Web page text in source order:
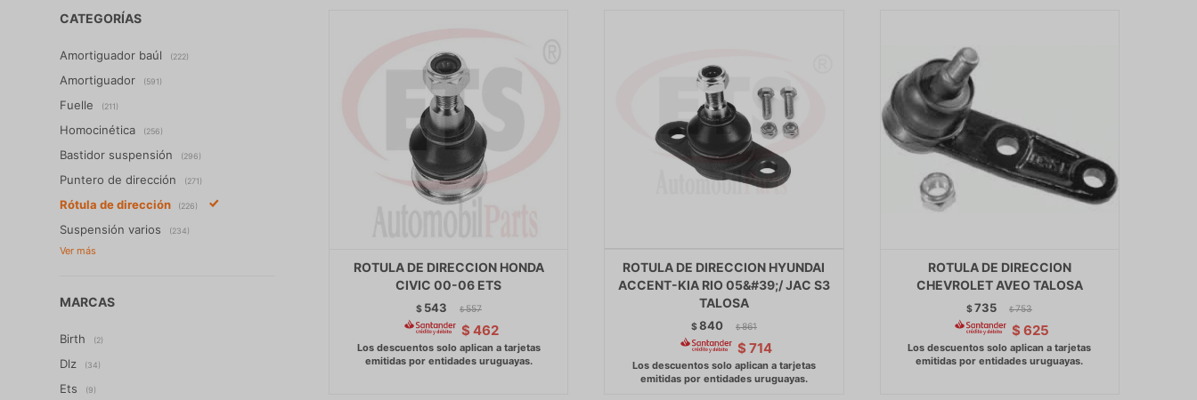
ROTULA DE DIRECCION HONDA
CIVIC 00-06 ETS
$ 543 $ 557
$ 462
ROTULA DE DIRECCION HYUNDAI
ACCENT-KIA RIO 05&#39;/ JAC S3
TALOSA
$840 $ 861
$ 714
ROTULA DE DIRECCION
CHEVROLET AVEO TALOSA
$735 $ 753
$ 625
CATEGORÍAS
Amortiguador baúl (222)
Amortiguador (591)
Fuelle (211)
Homocinética (256)
Bastidor suspensión (296)
Puntero de dirección (271)
Rótula de dirección (226)
Suspensión varios (234)
MARCAS
Birth (2)
Dlz (34)
Ets (9)